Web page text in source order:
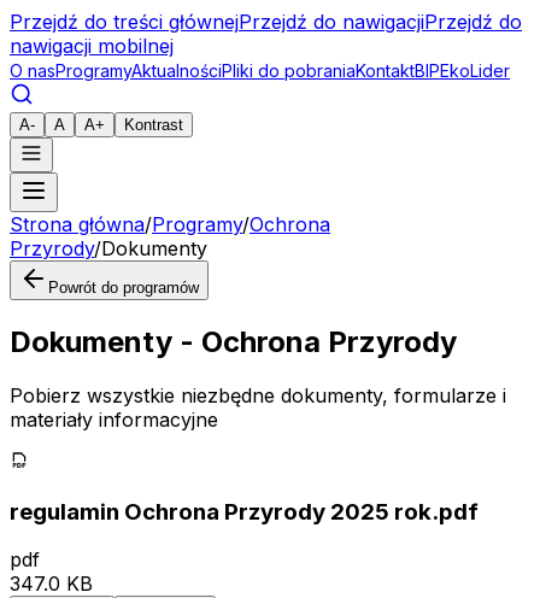
Przejdź do treści głównejPrzejdź do nawigacjiPrzejdź do
nawigacji mobilnej
O nasProgramyAktualnościPliki do pobraniaKontaktBIPEkoLider
A- A A+ Kontrast
Strona główna/Programy/Ochrona
Przyrody/Dokumenty
Powrót do programów
Dokumenty - Ochrona Przyrody
Pobierz wszystkie niezbędne dokumenty, formularze i
materiały informacyjne
regulamin Ochrona Przyrody 2025 rok.pdf
pdf
347.0 KB